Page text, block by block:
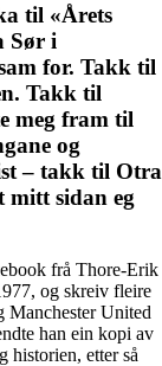
til «Årets
Sør i
for. Takk til
Takk til
meg fram til
og
– takk til Otra
mitt sidan eg
frå Thore-Erik
og skreiv fleire
Manchester United
han ein kopi av
historien, etter så